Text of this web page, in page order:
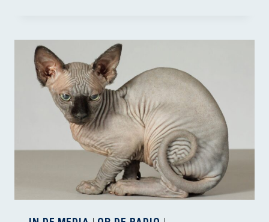
OPRUIMEN:
SLIM
OF
SCHANDALIG?